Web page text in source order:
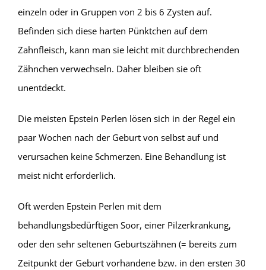
einzeln oder in Gruppen von 2 bis 6 Zysten auf.
Befinden sich diese harten Pünktchen auf dem
Zahnfleisch, kann man sie leicht mit durchbrechenden
Zähnchen verwechseln. Daher bleiben sie oft
unentdeckt.
Die meisten Epstein Perlen lösen sich in der Regel ein
paar Wochen nach der Geburt von selbst auf und
verursachen keine Schmerzen. Eine Behandlung ist
meist nicht erforderlich.
Oft werden Epstein Perlen mit dem
behandlungsbedürftigen Soor, einer Pilzerkrankung,
oder den sehr seltenen Geburtszähnen (= bereits zum
Zeitpunkt der Geburt vorhandene bzw. in den ersten 30